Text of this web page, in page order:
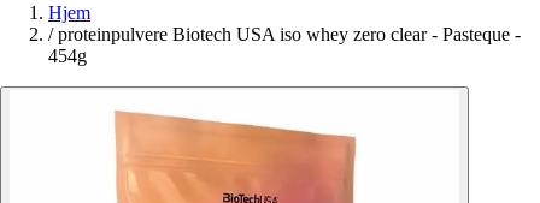
Hjem
/ proteinpulvere Biotech USA iso whey zero clear - Pasteque -
454g